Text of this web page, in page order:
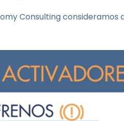
Consulting